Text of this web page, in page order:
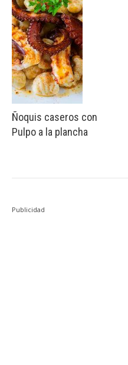
Ñoquis caseros con
Pulpo a la plancha
Publicidad